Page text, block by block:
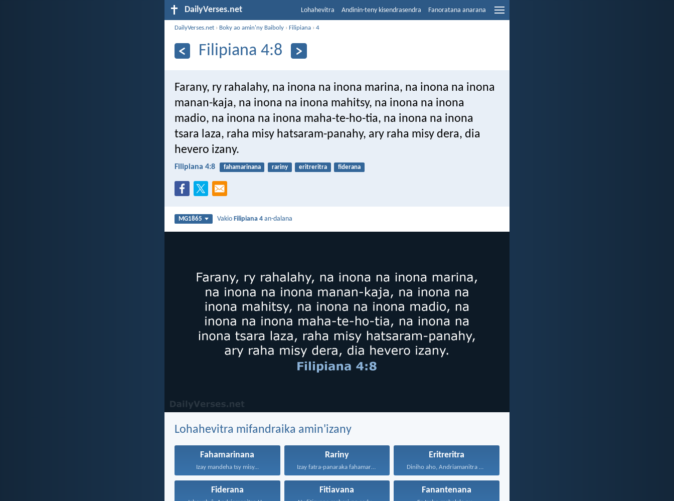
DailyVerses.net Lohahevitra Andinin-teny kisendrasendra Fanoratana anarana
DailyVerses.net › Boky ao amin'ny Baiboly ›Filipiana ›4
Filipiana 4:8
Farany, ry rahalahy, na inona na inona marina, na inona na inona
manan-kaja, na inona na inona mahitsy, na inona na inona
madio, na inona na inona maha-te-ho-tia, na inona na inona
tsara laza, raha misy hatsaram-panahy, ary raha misy dera, dia
hevero izany.
Filipiana 4:8 fahamarinana rariny eritreritra fiderana
MG1865 VakioFilipiana 4 an-dalana
Lohahevitra mifandraika amin'izany
Fahamarinana
Izay mandeha tsy misy...
Rariny Eritreritra
Fiderana Fitiavana Fanantenana